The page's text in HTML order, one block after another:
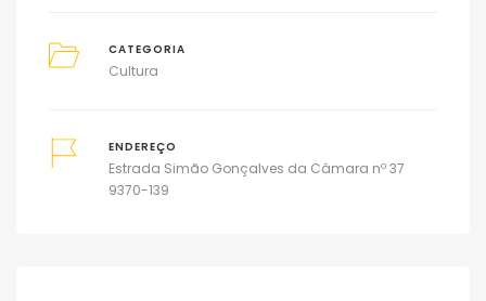
CATEGORIA
Cultura
ENDEREÇO
Estrada Simão Gonçalves da Câmara nº 37
9370-139